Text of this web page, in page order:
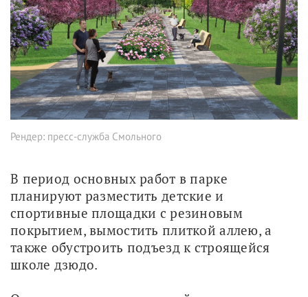
Рендер: пресс-служба Смольного
В период основных работ в парке
планируют разместить детские и
спортивные площадки с резиновым
покрытием, вымостить плиткой аллею, а
также обустроить подъезд к строящейся
школе дзюдо.